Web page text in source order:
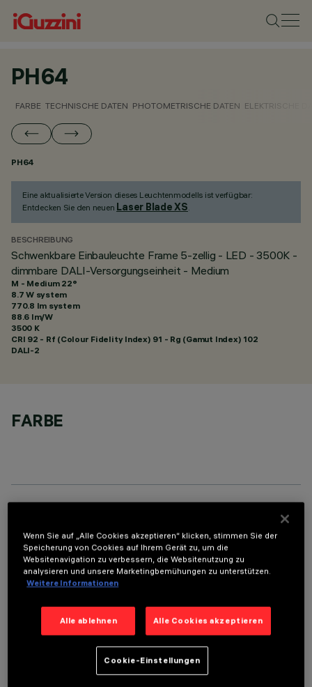
PH64
FARBE TECHNISCHE DATEN PHOTOMETRISCHE DATEN ELEKTRISCHE
PH64
Eine aktualisierte Version dieses Leuchtenmodells ist verfügbar:
Entdecken Sie den neuen Laser Blade XS.
BESCHREIBUNG
Schwenkbare Einbauleuchte Frame 5-zellig - LED - 3500K -
dimmbare DALI-Versorgungseinheit - Medium
M - Medium 22°
8.7 W system
770.8 lm system
88.6 lm/W
3500 K
CRI 92 - Rf (Colour Fidelity Index) 91 - Rg (Gamut Index) 102
DALI-2
FARBE
LETZTES UPDATE: 07.08.2026
BESCHREIBUNG
Rechteckige Einbauleuchte mit LED. Strukturgehäuse aus
profiliertem Stahlblech mit Anschlag-Außenrand. der lineare
Korpus aus Aluminiumdruckguss mit 5 Zellen sieht die
Möglichkeit vor, die Lichtemission mit einer Schwenkung von
+/- 30° auszurichten. Hochauflösungsoptiken aus
metallisiertem Thermoplast, in zurückgesetzter Position in
Wenn Sie auf „Alle Cookies akzeptieren“ klicken, stimmen Sie der
Speicherung von Cookies auf Ihrem Gerät zu, um die
Websitenavigation zu verbessern, die Websitenutzung zu
analysieren und unsere Marketingbemühungen zu unterstützen.
Weitere Informationen
Alle ablehnen Alle Cookies akzeptieren
Cookie-Einstellungen